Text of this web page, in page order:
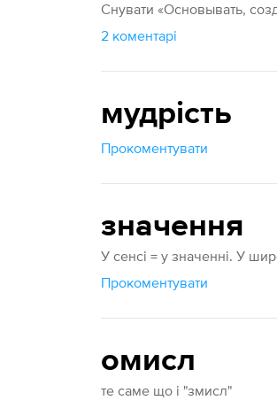
Снувати «Основывать,
2 коментарі
мудрість
Прокоментувати
значення
У сенсі = у значенні. У
Прокоментувати
омисл
те саме що і "змисл"